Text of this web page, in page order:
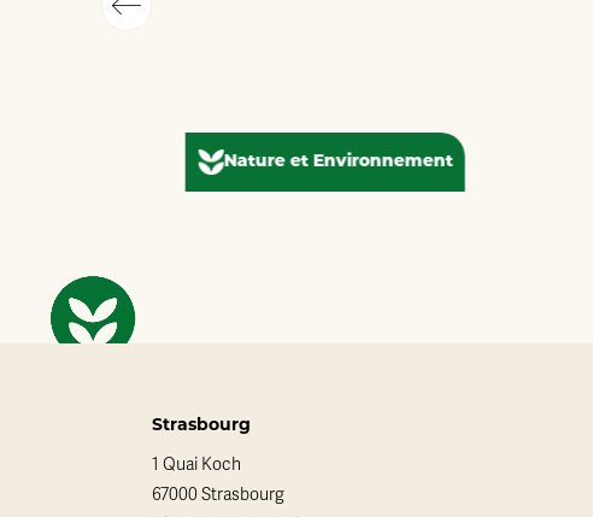
Nature et Environnement
Strasbourg
1 Quai Koch
67000 Strasbourg